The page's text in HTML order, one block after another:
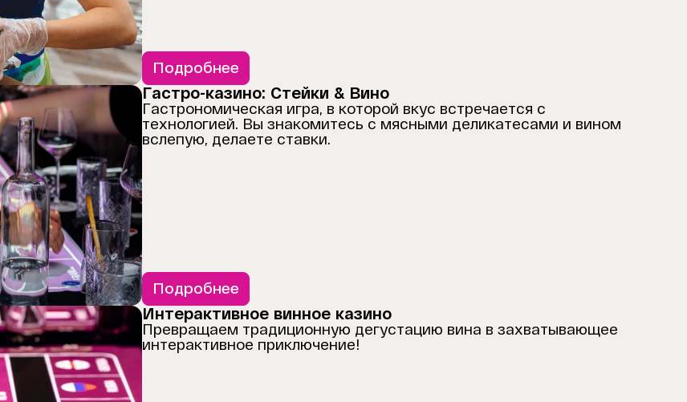
Подробнее
Гастро-казино: Стейки & Вино
Гастрономическая игра, в которой вкус встречается с
технологией. Вы знакомитесь с мясными деликатесами и вином
вслепую, делаете ставки.
Подробнее
Интерактивное винное казино
Превращаем традиционную дегустацию вина в захватывающее
интерактивное приключение!